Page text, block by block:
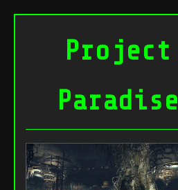
Project
Paradise